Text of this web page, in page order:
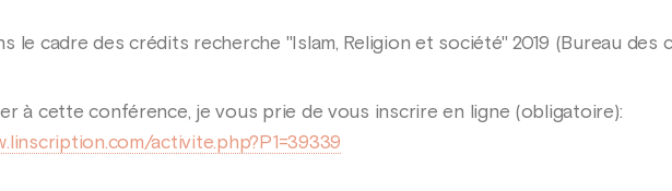
le cadre des crédits recherche "Islam, Religion et société" 2019 (Bureau des
à cette conférence, je vous prie de vous inscrire en ligne (obligatoire):
activite.php?P1=39339